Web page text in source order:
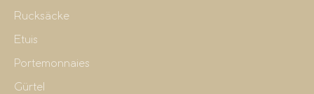
Rucksäcke
Etuis
Portemonnaies
Gürtel